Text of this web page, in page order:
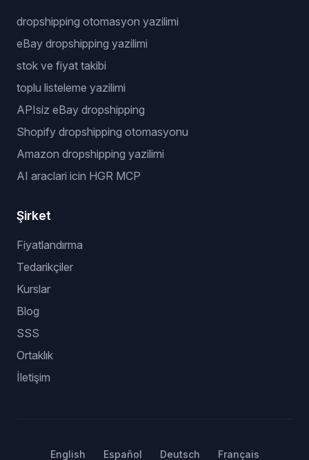
dropshipping otomasyon yazilimi
eBay dropshipping yazilimi
stok ve fiyat takibi
toplu listeleme yazilimi
APIsiz eBay dropshipping
Shopify dropshipping otomasyonu
Amazon dropshipping yazilimi
AI araclari icin HGR MCP
Şirket
Fiyatlandırma
Tedarikçiler
Kurslar
Blog
SSS
Ortaklık
İletişim
English Español Deutsch Français